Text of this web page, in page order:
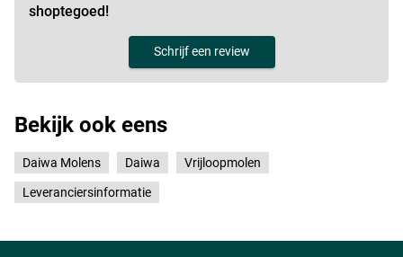
shoptegoed!
Schrijf een review
Bekijk ook eens
Daiwa Molens Daiwa Vrijloopmolen
Leveranciersinformatie